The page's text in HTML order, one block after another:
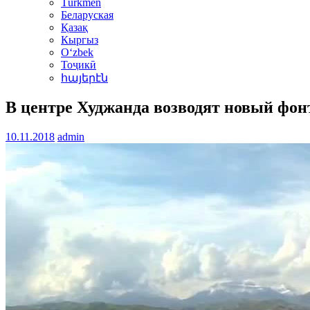
Беларуская
Қазақ
Кыргыз
Oʻzbek
Тоҷикӣ
հայերէն
В центре Худжанда возводят новый
10.11.2018 admin